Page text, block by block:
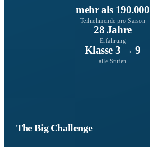
mehr als 190.000
Teilnehmende pro Saison
28 Jahre
Erfahrung
Klasse 3 → 9
alle Stufen
The Big Challenge